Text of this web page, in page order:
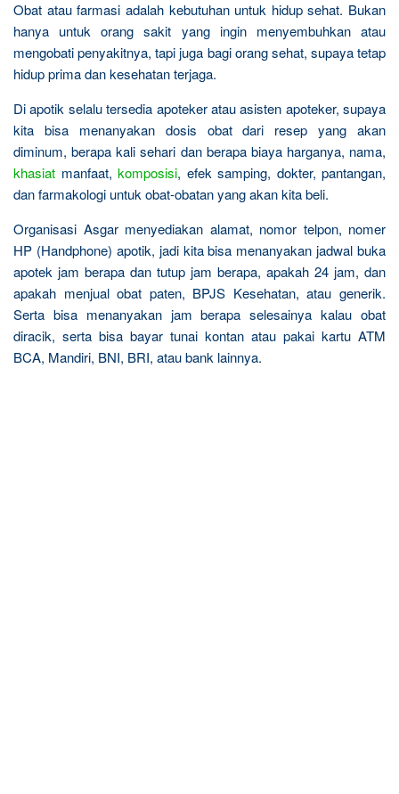
Obat atau farmasi adalah kebutuhan untuk hidup sehat. Bukan
hanya untuk orang sakit yang ingin menyembuhkan atau
mengobati penyakitnya, tapi juga bagi orang sehat, supaya tetap
hidup prima dan kesehatan terjaga.
Di apotik selalu tersedia apoteker atau asisten apoteker, supaya
kita bisa menanyakan dosis obat dari resep yang akan
diminum, berapa kali sehari dan berapa biaya harganya, nama,
khasiat manfaat, komposisi, efek samping, dokter, pantangan,
dan farmakologi untuk obat-obatan yang akan kita beli.
Organisasi Asgar menyediakan alamat, nomor telpon, nomer
HP (Handphone) apotik, jadi kita bisa menanyakan jadwal buka
apotek jam berapa dan tutup jam berapa, apakah 24 jam, dan
apakah menjual obat paten, BPJS Kesehatan, atau generik.
Serta bisa menanyakan jam berapa selesainya kalau obat
diracik, serta bisa bayar tunai kontan atau pakai kartu ATM
BCA, Mandiri, BNI, BRI, atau bank lainnya.